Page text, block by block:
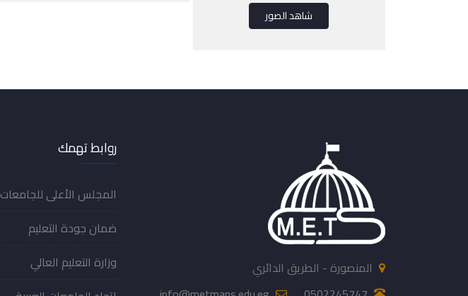
شاهد الصور
المنصورة - الطريق الدائري
روابط تهمك
المجلس الأعلى للجامعات
ضمان جودة التعليم
وزارة التعليم العالي